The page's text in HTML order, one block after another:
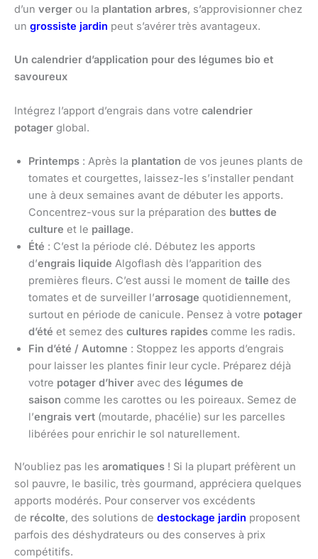
d’un verger ou la plantation arbres, s’approvisionner chez
un grossiste jardin peut s’avérer très avantageux.
Un calendrier d’application pour des légumes bio et
savoureux
Intégrez l’apport d’engrais dans votre calendrier
potager global.
Printemps : Après la plantation de vos jeunes plants de
tomates et courgettes, laissez-les s’installer pendant
une à deux semaines avant de débuter les apports.
Concentrez-vous sur la préparation des buttes de
culture et le paillage.
Été : C’est la période clé. Débutez les apports
d’engrais liquide Algoflash dès l’apparition des
premières fleurs. C’est aussi le moment de taille des
tomates et de surveiller l’arrosage quotidiennement,
surtout en période de canicule. Pensez à votre potager
d’été et semez des cultures rapides comme les radis.
Fin d’été / Automne : Stoppez les apports d’engrais
pour laisser les plantes finir leur cycle. Préparez déjà
votre potager d’hiver avec des légumes de
saison comme les carottes ou les poireaux. Semez de
l’engrais vert (moutarde, phacélie) sur les parcelles
libérées pour enrichir le sol naturellement.
N’oubliez pas les aromatiques ! Si la plupart préfèrent un
sol pauvre, le basilic, très gourmand, appréciera quelques
apports modérés. Pour conserver vos excédents
de récolte, des solutions de destockage jardin proposent
parfois des déshydrateurs ou des conserves à prix
compétitifs.